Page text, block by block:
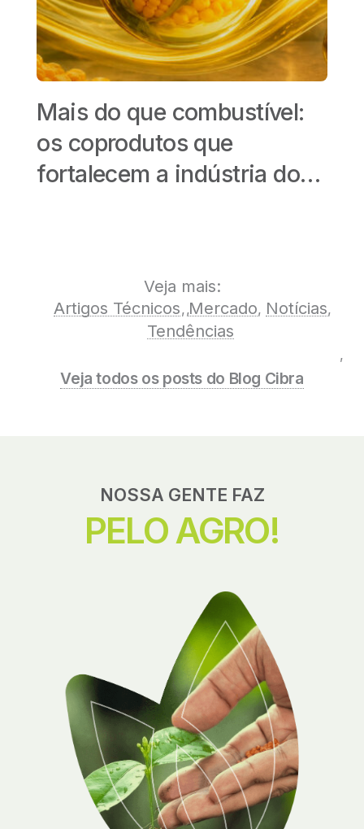
Milho e sorgo: culturas
estratégicas para expansão
do Etanol Brasileiro
Veja mais:
Artigos Técnicos Mercado Notícias
Tendências
Veja todos os posts do Blog Cibra
NOSSA GENTE FAZ
PELO AGRO!